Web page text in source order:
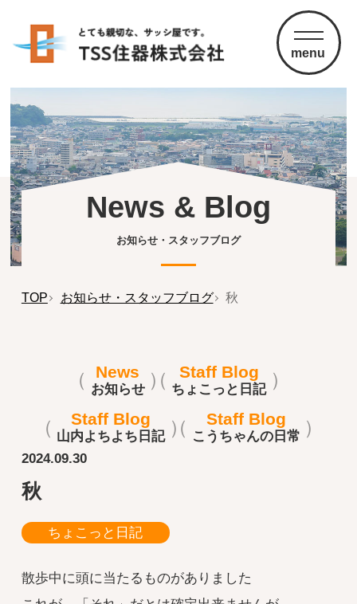
menu
News & Blog
お知らせ・スタッフブログ
TOP お知らせ・スタッフブログ 秋
News
お知らせ
Staff Blog
ちょこっと日記
Staff Blog
山内よちよち日記
Staff Blog
こうちゃんの日常
2024.09.30
秋
ちょこっと日記
散歩中に頭に当たるものがありました